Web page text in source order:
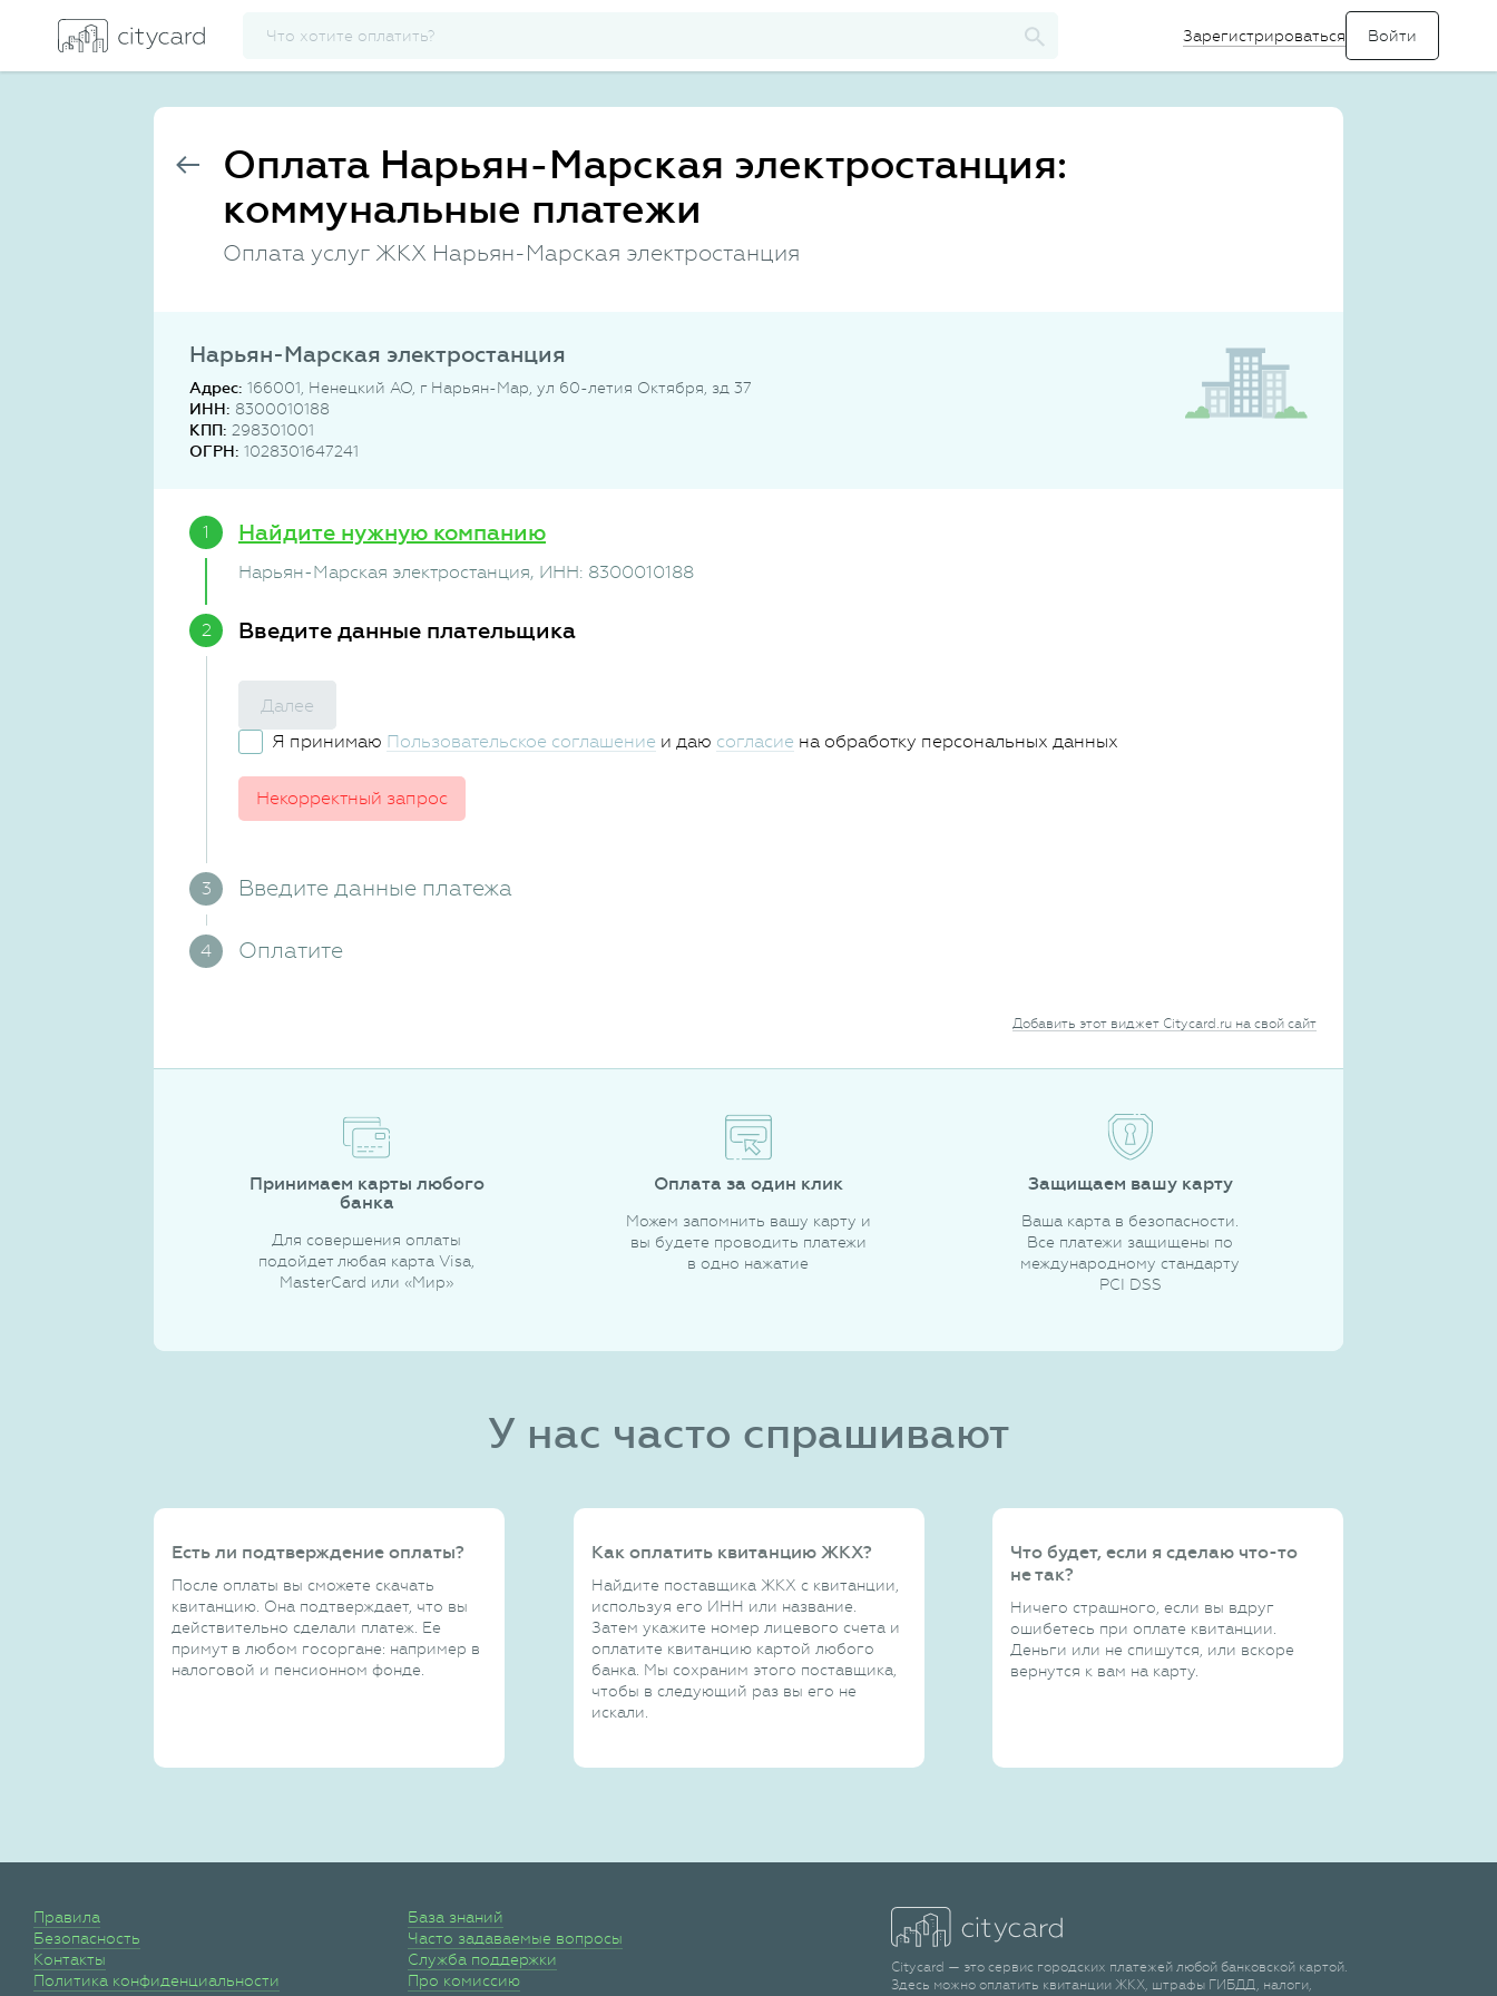
Зарегистрироваться
Оплата Нарьян-Марская электростанция:
коммунальные платежи
Оплата услуг ЖКХ Нарьян-Марская электростанция
Нарьян-Марская электростанция
Адрес: 166001, Ненецкий АО, г Нарьян-Мар, ул 60-летия Октября, зд 37
ИНН: 8300010188
КПП: 298301001
ОГРН: 1028301647241
Найдите нужную компанию
Нарьян-Марская электростанция, ИНН: 8300010188
Введите данные плательщика
Далее
Я принимаю Пользовательское соглашение и даю согласие на обработку персональных данных
Некорректный запрос
Введите данные платежа
Оплатите
Добавить этот виджет Citycard.ru на свой сайт
Принимаем карты любого
банка
Для совершения оплаты
подойдет любая карта Visa,
MasterCard или «Мир»
Оплата за один клик
Можем запомнить вашу карту и
вы будете проводить платежи
в одно нажатие
Защищаем вашу карту
Ваша карта в безопасности.
Все платежи защищены по
международному стандарту
PCI DSS
У нас часто спрашивают
Есть ли подтверждение оплаты?
После оплаты вы сможете скачать
квитанцию. Она подтверждает, что вы
действительно сделали платеж. Ее
примут в любом госоргане: например в
налоговой и пенсионном фонде.
Как оплатить квитанцию ЖКХ?
Найдите поставщика ЖКХ с квитанции,
используя его ИНН или название.
Затем укажите номер лицевого счета и
оплатите квитанцию картой любого
банка. Мы сохраним этого поставщика,
чтобы в следующий раз вы его не
искали.
Что будет, если я сделаю что-то
не так?
Ничего страшного, если вы вдруг
ошибетесь при оплате квитанции.
Деньги или не спишутся, или вскоре
вернутся к вам на карту.
Правила
Безопасность
Контакты
Политика конфиденциальности
База знаний
Часто задаваемые вопросы
Служба поддержки
Про комиссию
Citycard — это сервис городских платежей любой банковской картой.
Здесь можно оплатить квитанции ЖКХ, штрафы ГИБДД, налоги,